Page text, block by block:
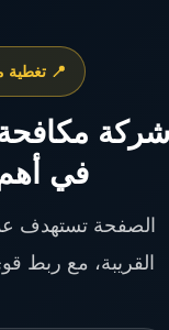
📍 تغطية
شركة
في أهم
الصفحة تستهدف
القريبة، مع ربط